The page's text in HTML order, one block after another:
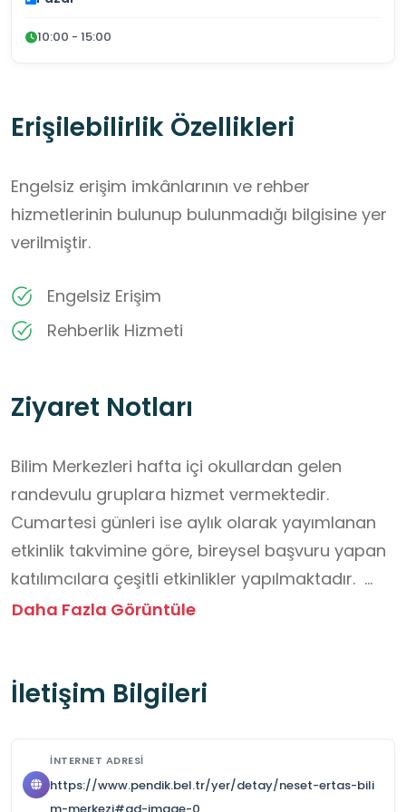
10:00 - 15:00
Erişilebilirlik Özellikleri
Engelsiz erişim imkânlarının ve rehber
hizmetlerinin bulunup bulunmadığı bilgisine yer
verilmiştir.
Engelsiz Erişim
Rehberlik Hizmeti
Ziyaret Notları
Bilim Merkezleri hafta içi okullardan gelen
randevulu gruplara hizmet vermektedir.
Cumartesi günleri ise aylık olarak yayımlanan
etkinlik takvimine göre, bireysel başvuru yapan
katılımcılara çeşitli etkinlikler yapılmaktadır.
Hafta içi okul grubu ziyareti için web
bilimmerkezi@pendik.bel.tr adresine mail
Pendik Belediyesi web sitesinde
yayımlanmaktadır. Katılmak için Pendik
Daha Fazla Görüntüle
İletişim Bilgileri
İNTERNET ADRESI
https://www.pendik.bel.tr/yer/detay/neset-ertas-bili